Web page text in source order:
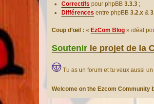
Correctifs pour phpBB 3.3.3 ;
Différences entre phpBB 3.2.x &
Coup d’œil : « EzCom Blog » idéal
Soutenir le projet de la
Tu as un forum et tu veux aussi
Welcome on the Ezcom Community